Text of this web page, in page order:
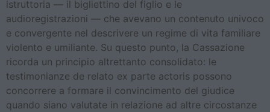
istruttoria — il bigliettino del figlio e le
audioregistrazioni — che avevano un contenuto univoco
e convergente nel descrivere un regime di vita familiare
violento e umiliante. Su questo punto, la Cassazione
ricorda un principio altrettanto consolidato: le
testimonianze de relato ex parte actoris possono
concorrere a formare il convincimento del giudice
quando siano valutate in relazione ad altre circostanze